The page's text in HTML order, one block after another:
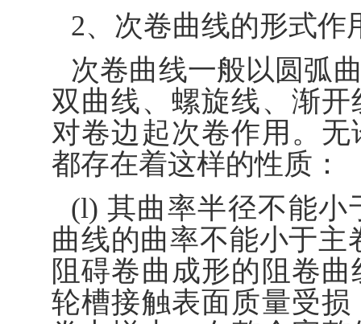
2、次卷曲线的形式作
次卷曲线一般以圆弧
双曲线、螺旋线、渐
对卷边起次卷作用。
都存在着这样的性质：
(l) 其曲率半径不能小
曲线的曲率不能小于
阻碍卷曲成形的阻卷
轮槽接触表面质量受